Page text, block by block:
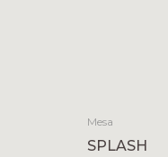
Mesa
SPLASH